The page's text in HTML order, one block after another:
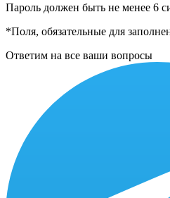
Пароль должен быть не менее 6
*Поля, обязательные для
Ответим на все ваши вопросы